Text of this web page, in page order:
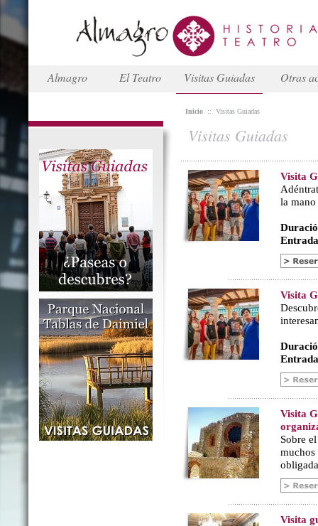
Almagro El Teatro Visitas Guiadas Otras
Inicio :: Visitas Guiadas
Visitas Guiadas
Visita
la
Visita
Visita
Sobre
Visita